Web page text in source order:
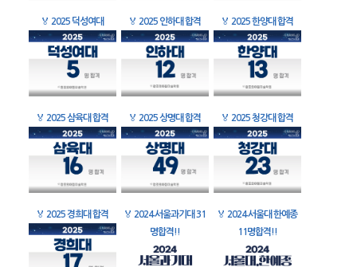
🏅 2025 덕성여대 🏅 2025 인하대 합격 🏅 2025 한양대 합격
🏅 2025 삼육대 합격 🏅 2025 상명대 합격 🏅 2025 청강대 합격
🏅 2025 경희대 합격 🏅 2024 서울과기대 31
명합격!!
🏅 2024 서울대 한예종
11명합격!!